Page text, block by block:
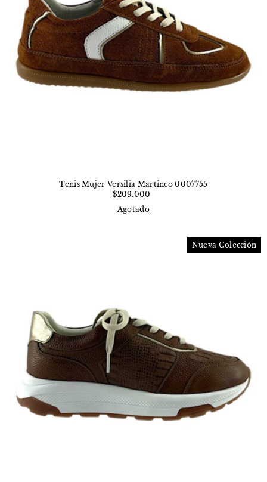
Tenis Mujer Versilia Martinco 0007755
$209.000
Agotado
Nueva Colección